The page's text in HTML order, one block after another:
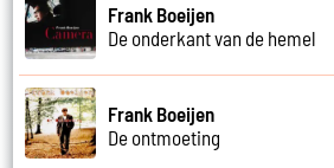
Frank Boeijen
De onderkant van de hemel
Frank Boeijen
De ontmoeting